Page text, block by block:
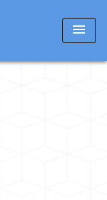
menu